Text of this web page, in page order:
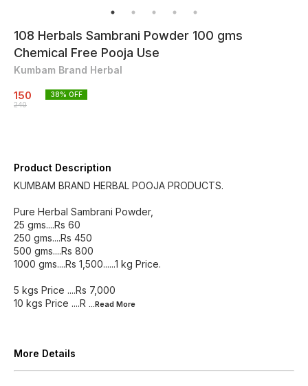
108 Herbals Sambrani Powder 100 gms
Chemical Free Pooja Use
Kumbam Brand Herbal
150
240
38% OFF
Product Description
KUMBAM BRAND HERBAL POOJA PRODUCTS.
Pure Herbal Sambrani Powder,
25 gms....Rs 60
250 gms....Rs 450
500 gms....Rs 800
1000 gms....Rs 1,500......1 kg Price.
5 kgs Price ....Rs 7,000
10 kgs Price ....R ...Read More
More Details